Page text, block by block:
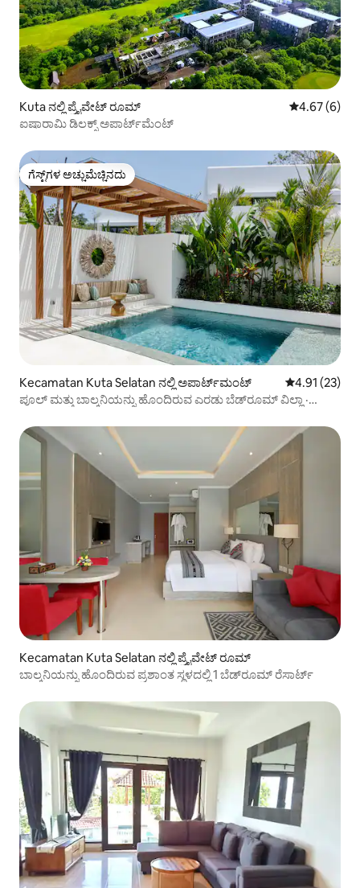
Kuta ನಲ್ಲಿ ಪ್ರೈವೇಟ್ ರೂಮ್ 5 ರಲ್ಲಿ 4.67
4.67 (6)
ಐಷಾರಾಮಿ ಡಿಲಕ್ಸ್ ಅಪಾರ್ಟ್‌ಮೆಂಟ್
ಗೆಸ್ಟ್‌ಗಳ ಅಚ್ಚುಮೆಚ್ಚಿನದು
ಗೆಸ್ಟ್‌ಗಳ ಅಚ್ಚುಮೆಚ್ಚಿನದು
Kecamatan Kuta Selatan ನಲ್ಲಿ ಅಪಾರ್ಟ್‌ಮಂಟ್ 5 ರಲ್ಲಿ 4.91
4.91 (23)
ಪೂಲ್ ಮತ್ತು ಬಾಲ್ಕನಿಯನ್ನು ಹೊಂದಿರುವ ಎರಡು ಬೆಡ್‌ರೂಮ್ ವಿಲ್ಲಾ ·
Kecamatan Kuta Selatan ನಲ್ಲಿ ಪ್ರೈವೇಟ್ ರೂಮ್
ಬಾಲ್ಕನಿಯನ್ನು ಹೊಂದಿರುವ ಪ್ರಶಾಂತ ಸ್ಥಳದಲ್ಲಿ 1 ಬೆಡ್‌ರೂಮ್ ರೆಸಾರ್ಟ್